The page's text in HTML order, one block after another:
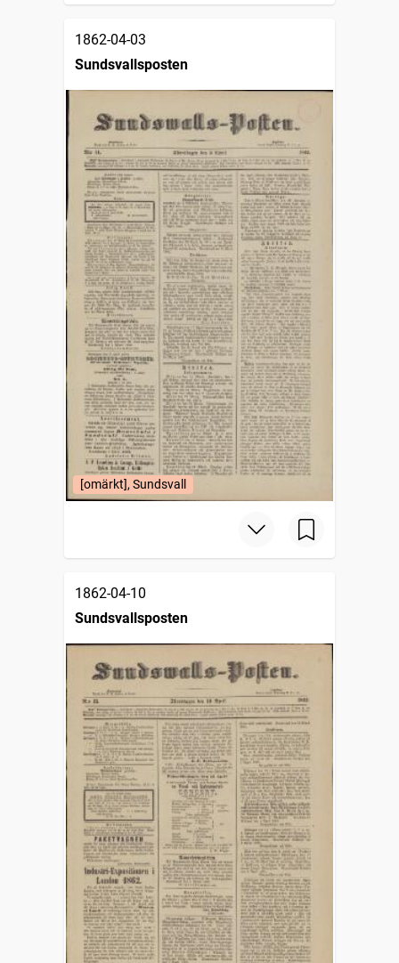
1862-04-03
Sundsvallsposten
[omärkt], Sundsvall
1862-04-10
Sundsvallsposten